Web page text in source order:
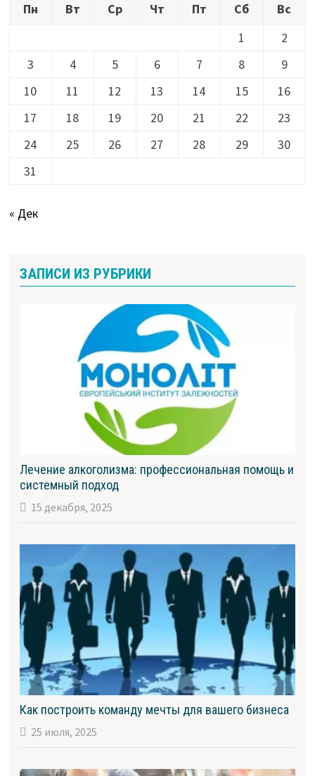
Пн
Вт Ср Чт Пт Сб
Вс
1
2
3
4 5 6 7 8
9
10
11 12 13 14 15
16
17
18 19 20 21 22
23
24
25 26 27 28 29
30
31
« Дек
ЗАПИСИ ИЗ РУБРИКИ
Лечение алкоголизма: профессиональная помощь и
системный подход
15 декабря, 2025
Как построить команду мечты для вашего бизнеса
25 июля, 2025